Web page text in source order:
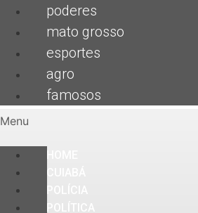
poderes
mato grosso
esportes
agro
famosos
Menu